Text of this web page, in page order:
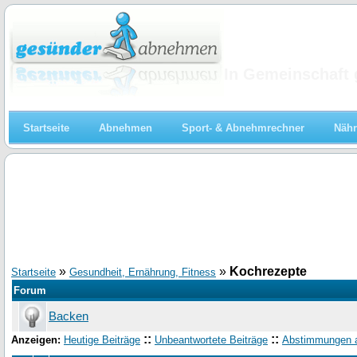
Startseite Abnehmen Sport- & Abnehmrechner
Startseite » Gesundheit, Ernährung, Fitness » Kochrezepte
Forum
Backen
Anzeigen: Heutige Beiträge :: Unbeantwortete Beiträge :: Abstimmungen